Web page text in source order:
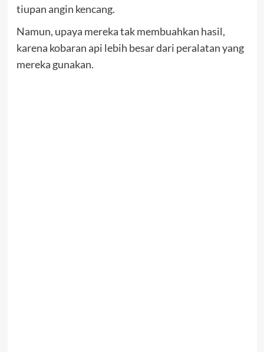
tiupan angin kencang.
Namun, upaya mereka tak membuahkan hasil,
karena kobaran api lebih besar dari peralatan yang
mereka gunakan.